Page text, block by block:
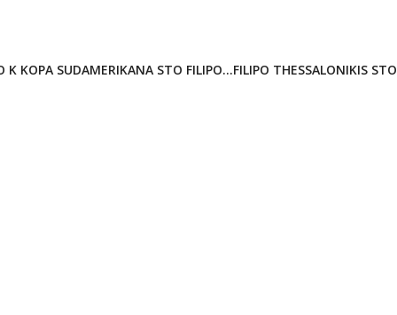
KOPA SUDAMERIKANA STO FILIPO...FILIPO THESSALONIKIS STO